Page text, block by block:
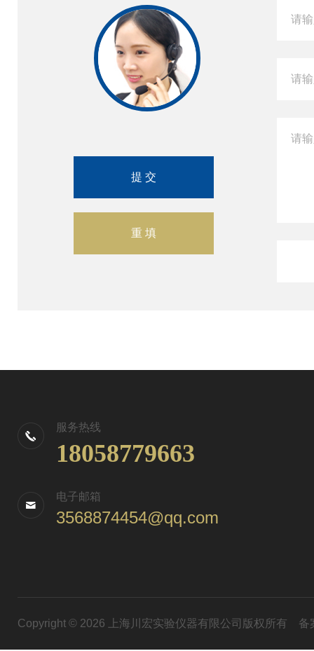
服务热线
18058779663
电子邮箱
3568874454@qq.com
Copyright © 2026 上海川宏实验仪器有限公司版权所有 备